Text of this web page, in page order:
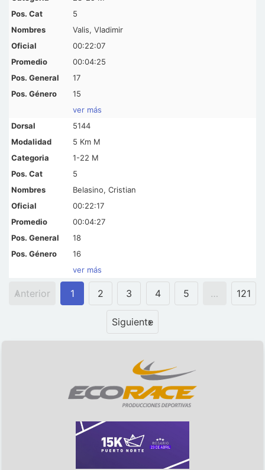
5
Valis, Vladimir
00:22:07
00:04:25
17
15
ver más
5144
5 Km M
1-22 M
5
Belasino, Cristian
00:22:17
00:04:27
18
16
ver más
Anterior 1 2 3 4 5 … 121
Siguiente